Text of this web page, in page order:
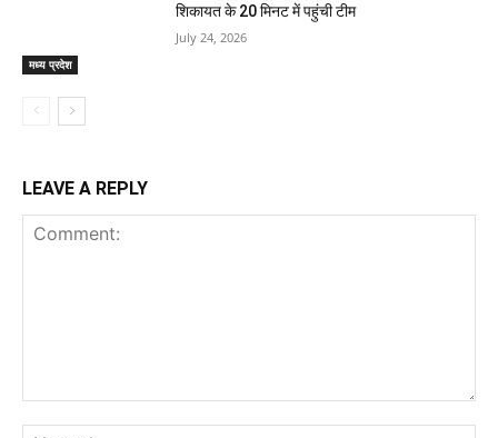
मध्य प्रदेश
शिकायत के 20 मिनट में पहुंची टीम
July 24, 2026
LEAVE A REPLY